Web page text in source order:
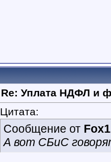
Re: Уплата НДФЛ и
Цитата:
Сообщение от
А вот СБиС